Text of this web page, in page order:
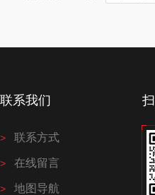
联系我们
联系方式
在线留言
地图导航